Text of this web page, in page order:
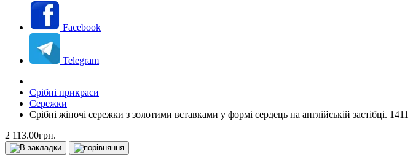
Facebook
Telegram
Срібні прикраси
Сережки
Срібні жіночі сережки з золотими вставками у формі сердець на англійській застібці. 1411
2 113.00грн.